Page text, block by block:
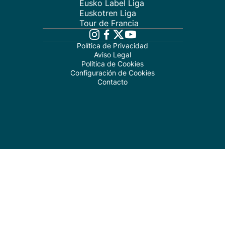
Eusko Label Liga
Euskotren Liga
Tour de Francia
Política de Privacidad
Aviso Legal
Política de Cookies
Configuración de Cookies
Contacto